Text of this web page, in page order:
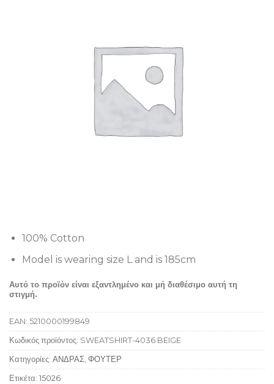
100% Cotton
Model is wearing size L and is 185cm
Αυτό το προϊόν είναι εξαντλημένο και μή διαθέσιμο αυτή τη
στιγμή.
EAN: 5210000199849
Κωδικός προϊόντος: SWEATSHIRT-4036 BEIGE
Κατηγορίες: ΑΝΔΡΑΣ, ΦΟΥΤΕΡ
Ετικέτα: 15026